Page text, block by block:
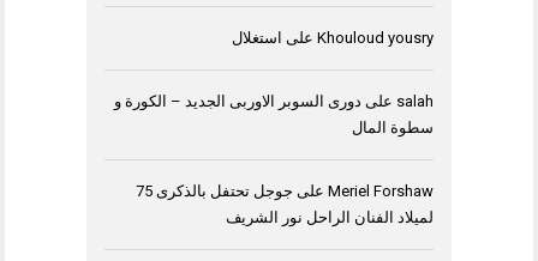
Khouloud yousry على استغلال
salah على دورى السوبر الاوربى الجديد – الكورة و
سطوة المال
Meriel Forshaw على
جوجل تحتفل بالذكرى 75
لميلاد الفنان الراحل نور الشريف